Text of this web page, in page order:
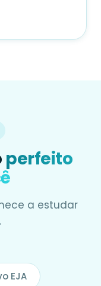
perfeito
a estudar
EJA